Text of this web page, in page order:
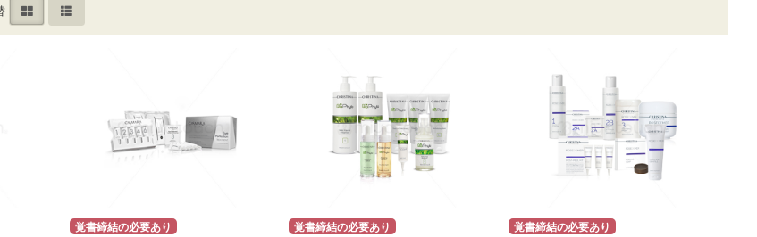
覚書締結の必要あり
覚書締結の必要あり
覚書締結の必要あり